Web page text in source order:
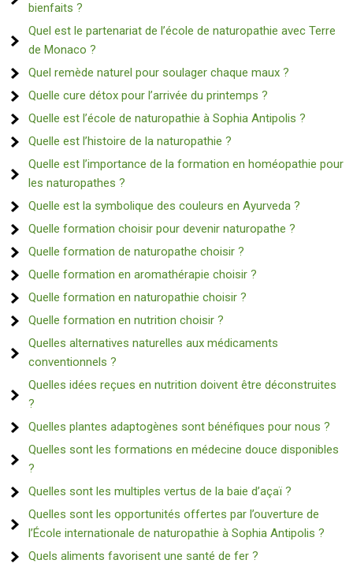
bienfaits ?
Quel est le partenariat de l’école de naturopathie avec Terre
de Monaco ?
Quel remède naturel pour soulager chaque maux ?
Quelle cure détox pour l’arrivée du printemps ?
Quelle est l’école de naturopathie à Sophia Antipolis ?
Quelle est l’histoire de la naturopathie ?
Quelle est l’importance de la formation en homéopathie pour
les naturopathes ?
Quelle est la symbolique des couleurs en Ayurveda ?
Quelle formation choisir pour devenir naturopathe ?
Quelle formation de naturopathe choisir ?
Quelle formation en aromathérapie choisir ?
Quelle formation en naturopathie choisir ?
Quelle formation en nutrition choisir ?
Quelles alternatives naturelles aux médicaments
conventionnels ?
Quelles idées reçues en nutrition doivent être déconstruites
?
Quelles plantes adaptogènes sont bénéfiques pour nous ?
Quelles sont les formations en médecine douce disponibles
?
Quelles sont les multiples vertus de la baie d’açaï ?
Quelles sont les opportunités offertes par l’ouverture de
l’École internationale de naturopathie à Sophia Antipolis ?
Quels aliments favorisent une santé de fer ?